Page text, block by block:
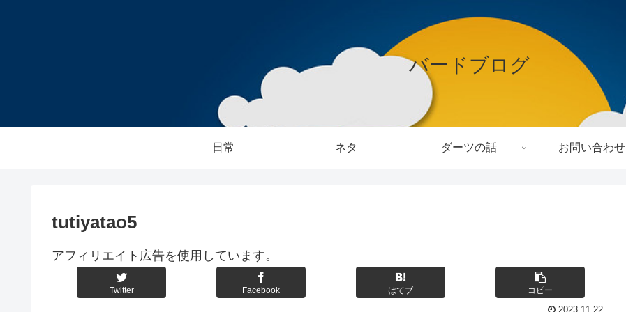
バードブログ
日常 ネタ ダーツの話 お問い合わせ
tutiyatao5
アフィリエイト広告を使用しています。
Twitter Facebook はてブ コピー
2023.11.22